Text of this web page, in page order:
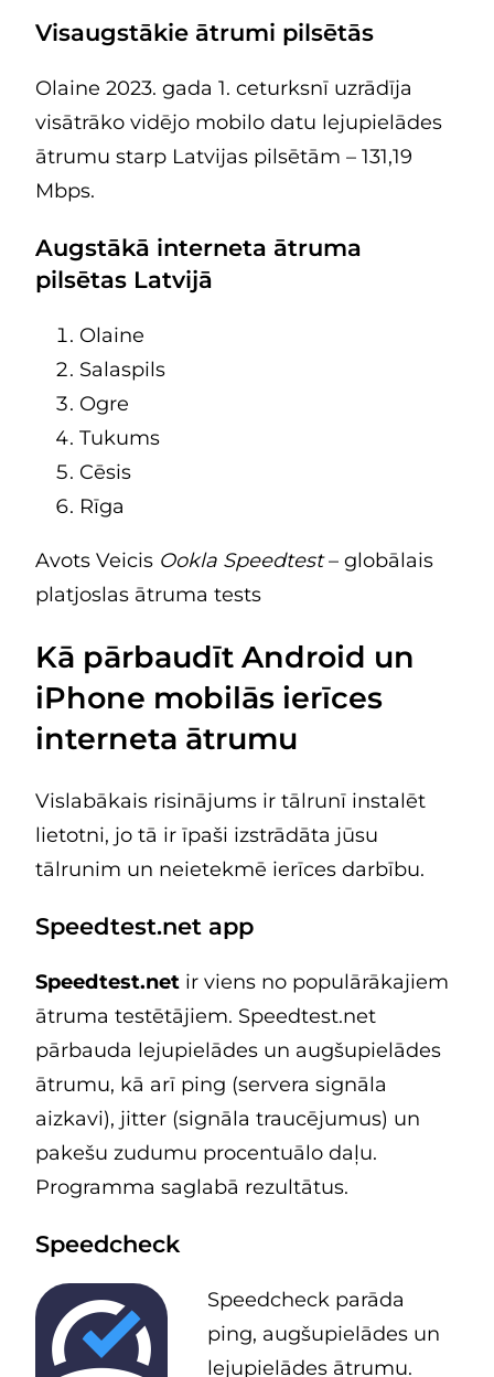
Visaugstākie ātrumi pilsētās
Olaine 2023. gada 1. ceturksnī uzrādīja
visātrāko vidējo mobilo datu lejupielādes
ātrumu starp Latvijas pilsētām – 131,19
Mbps.
Augstākā interneta ātruma
pilsētas Latvijā
Olaine
Salaspils
Ogre
Tukums
Cēsis
Rīga
Avots Veicis Ookla Speedtest– globālais
platjoslas ātruma tests
Kā pārbaudīt Android un
iPhone mobilās ierīces
interneta ātrumu
Vislabākais risinājums ir tālrunī instalēt
lietotni, jo tā ir īpaši izstrādāta jūsu
tālrunim un neietekmē ierīces darbību.
Speedtest.net app
Speedtest.net ir viens no populārākajiem
ātruma testētājiem. Speedtest.net
pārbauda lejupielādes un augšupielādes
ātrumu, kā arī ping (servera signāla
aizkavi), jitter (signāla traucējumus) un
pakešu zudumu procentuālo daļu.
Programma saglabā rezultātus.
Speedcheck
Speedcheck parāda
ping, augšupielādes un
lejupielādes ātrumu.